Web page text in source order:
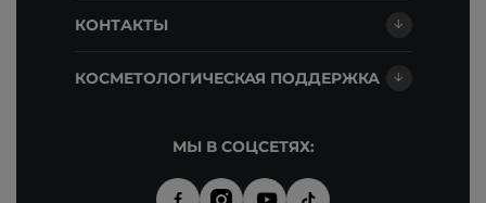
КОНТАКТЫ
КОСМЕТОЛОГИЧЕСКАЯ ПОДДЕРЖКА
МЫ В СОЦСЕТЯХ: